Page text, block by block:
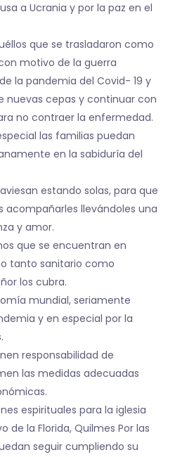
a Ucrania y por la paz en el
que se trasladaron como
motivo de la guerra
la pandemia del Covid- 19 y
nuevas cepas y continuar con
no contraer la enfermedad.
las familias puedan
en la sabiduría del
estando solas, para que
llevándoles una
y amor.
que se encuentran en
tanto sanitario como
los cubra.
mundial, seriamente
y en especial por la
responsabilidad de
las medidas adecuadas
espirituales para la iglesia
de la Florida, Quilmes Por las
seguir cumpliendo su